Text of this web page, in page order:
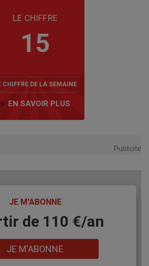
LE CHIFFRE
15
CHIFFRE DE LA SEMAINE
EN SAVOIR PLUS
Publicité
JE M'ABONNE
de 110 €/an
JE M'ABONNE